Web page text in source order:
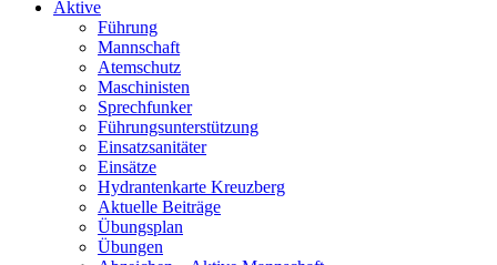
Aktive
Führung
Mannschaft
Atemschutz
Maschinisten
Sprechfunker
Führungsunterstützung
Einsatzsanitäter
Einsätze
Hydrantenkarte Kreuzberg
Aktuelle Beiträge
Übungsplan
Übungen